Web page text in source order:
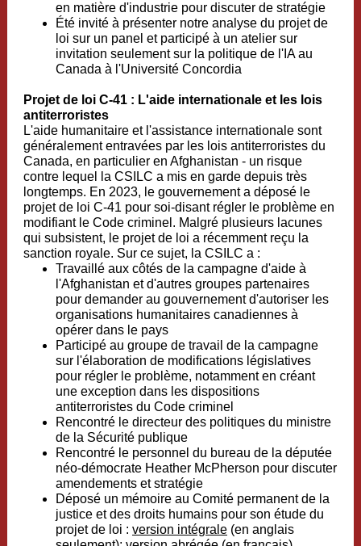
en matière d'industrie pour discuter de stratégie
Été invité à présenter notre analyse du projet de
loi sur un panel et participé à un atelier sur
invitation seulement sur la politique de l'IA au
Canada à l'Université Concordia
Projet de loi C-41 : L'aide internationale et les lois
antiterroristes
L'aide humanitaire et l'assistance internationale sont
généralement entravées par les lois antiterroristes du
Canada, en particulier en Afghanistan - un risque
contre lequel la CSILC a mis en garde depuis très
longtemps. En 2023, le gouvernement a déposé le
projet de loi C-41 pour soi-disant régler le problème en
modifiant le Code criminel. Malgré plusieurs lacunes
qui subsistent, le projet de loi a récemment reçu la
sanction royale. Sur ce sujet, la CSILC a :
Travaillé aux côtés de la campagne d'aide à
l'Afghanistan et d'autres groupes partenaires
pour demander au gouvernement d'autoriser les
organisations humanitaires canadiennes à
opérer dans le pays
Participé au groupe de travail de la campagne
sur l'élaboration de modifications législatives
pour régler le problème, notamment en créant
une exception dans les dispositions
antiterroristes du Code criminel
Rencontré le directeur des politiques du ministre
de la Sécurité publique
Rencontré le personnel du bureau de la députée
néo-démocrate Heather McPherson pour discuter
amendements et stratégie
Déposé un mémoire au Comité permanent de la
justice et des droits humains pour son étude du
projet de loi : version intégrale (en anglais